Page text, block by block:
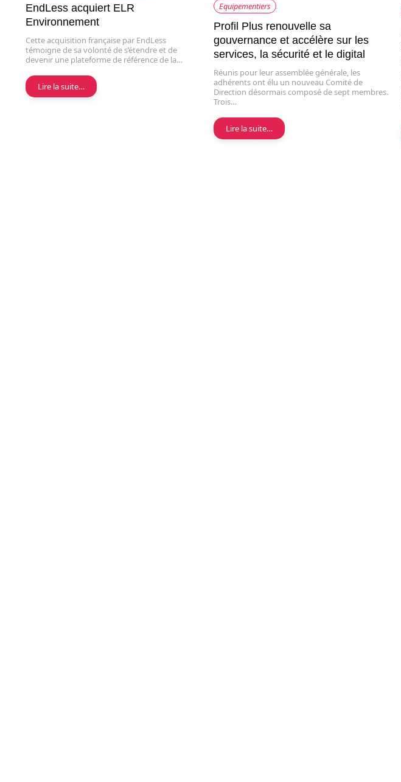
EndLess acquiert ELR
Environnement
Cette acquisition française par EndLess
témoigne de sa volonté de s’étendre et de
devenir une plateforme de référence de la…
Lire la suite…
Equipementiers
Profil Plus renouvelle sa
gouvernance et accélère sur les
services, la sécurité et le digital
Réunis pour leur assemblée générale, les
adhérents ont élu un nouveau Comité de
Direction désormais composé de sept membres.
Trois…
Lire la suite…